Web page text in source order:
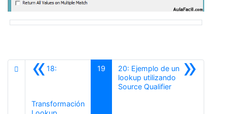
«18:
Transformación
19 »
20: Ejemplo de un
lookup utilizando
Source QualifierSiguiente